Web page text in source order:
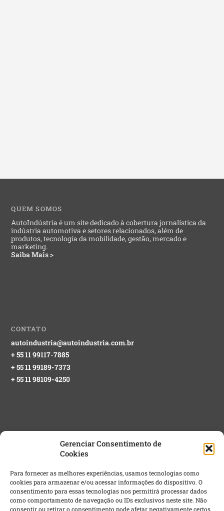
Gerenciar Consentimento de
Cookies
Para fornecer as melhores experiências, usamos tecnologias como
cookies para armazenar e/ou acessar informações do dispositivo. O
consentimento para essas tecnologias nos permitirá processar dados
como comportamento de navegação ou IDs exclusivos neste site. Não
consentir ou retirar o consentimento pode afetar negativamente certos
QUEM SOMOS
AutoIndústria é um site dedicado à cobertura jornalística da
indústria automotiva e setores relacionados, além de
produtos, tecnologia da mobilidade, gestão, mercado e
marketing.
Saiba Mais >
CONTATO
autoindustria@autoindustria.com.br
+ 55 11 99117-7885
+ 55 11 99189-7373
+ 55 11 98109-4250
Email*